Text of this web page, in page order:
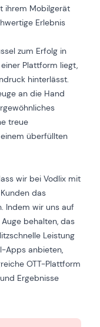
ihrem Mobilgerät
Erlebnis
zum Erfolg in
Plattform liegt,
hinterlässt.
an die Hand
treue
überfüllten
wir bei Vodlix mit
das
Indem wir uns auf
behalten, das
Leistung
Apps anbieten,
OTT-Plattform
Ergebnisse